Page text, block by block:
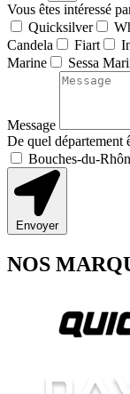
Vous êtes intéressé
Quicksilver
Candela
Fiart
Marine
Sessa
Message
De quel département
Bouches-du-
Envoyer
NOS